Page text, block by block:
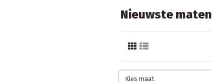
Nieuwste maten
Kies maat